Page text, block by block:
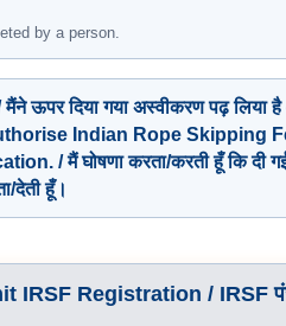
by a person.
दिया गया अस्वीकरण पढ़ लिया है
Indian Rope Skipping
घोषणा करता/करती हूँ कि दी गई
देती हूँ।
IRSF Registration / IRSF